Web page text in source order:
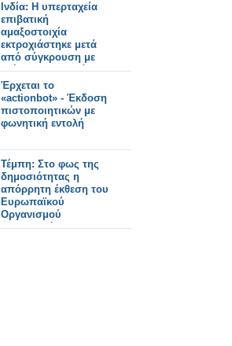
Ινδία: Η υπερταχεία
επιβατική
αμαξοστοιχία
εκτροχιάστηκε μετά
από σύγκρουση με
τρένο εμπορευμάτων
κοντά στο Ajmer
Έρχεται το
«actionbot» - Έκδοση
πιστοποιητικών με
φωνητική εντολή
Τέμπη: Στο φως της
δημοσιότητας η
απόρρητη έκθεση του
Ευρωπαϊκού
Οργανισμού
Σιδηροδρόμων